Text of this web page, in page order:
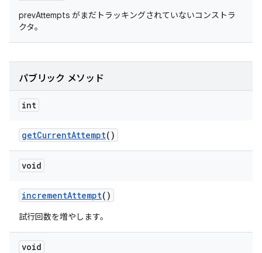
prevAttempts がまだトラッキングされていないコンストラ
クタ。
パブリック メソッド
int
getCurrentAttempt()
void
incrementAttempt()
試行回数を増やします。
void